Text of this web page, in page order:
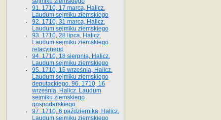
91. 1710, 17 marca, Halicz.
Laudum sejmiku ziemskiego
92. 1710, 31 marca, Halicz.
Laudum sejmiku ziemskiego
93. 1710, 28 lipca, Halicz.
Laudum sejmiku ziemskiego
relacyjnego
94. 1710, 18 sierpnia, Halicz.
Laudum sejmiku ziemskiego
95. 1710, 15 września, Halicz.
Laudum sejmiku ziemskiego
deputackiego. 96. 1710, 16
września, Halicz. Laudum
sejmiku ziemskiego
gospodarskiego
97. 1710, 6 października, Halicz.
Laudum sejmiku ziemskiego